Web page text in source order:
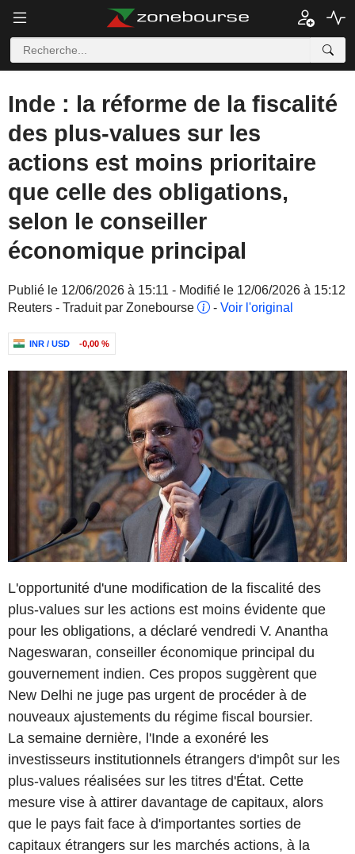
Inde : la réforme de la fiscalité
des plus-values sur les
actions est moins prioritaire
que celle des obligations,
selon le conseiller
économique principal
Publié le 12/06/2026 à 15:11 - Modifié le 12/06/2026 à 15:12
Reuters - Traduit par Zonebourse
- Voir l'original
INR / USD -0,00 %
L'opportunité d'une modification de la fiscalité des
plus-values sur les actions est moins évidente que
pour les obligations, a déclaré vendredi V. Anantha
Nageswaran, conseiller économique principal du
gouvernement indien. Ces propos suggèrent que
New Delhi ne juge pas urgent de procéder à de
nouveaux ajustements du régime fiscal boursier.
La semaine dernière, l'Inde a exonéré les
investisseurs institutionnels étrangers d'impôt sur les
plus-values réalisées sur les titres d'État. Cette
mesure vise à attirer davantage de capitaux, alors
que le pays fait face à d'importantes sorties de
capitaux étrangers sur les marchés actions, à la